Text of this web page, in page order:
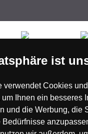
ist
verwendet Cookies
Ihnen ein besseres
und die Werbung, die
Bedürfnisse